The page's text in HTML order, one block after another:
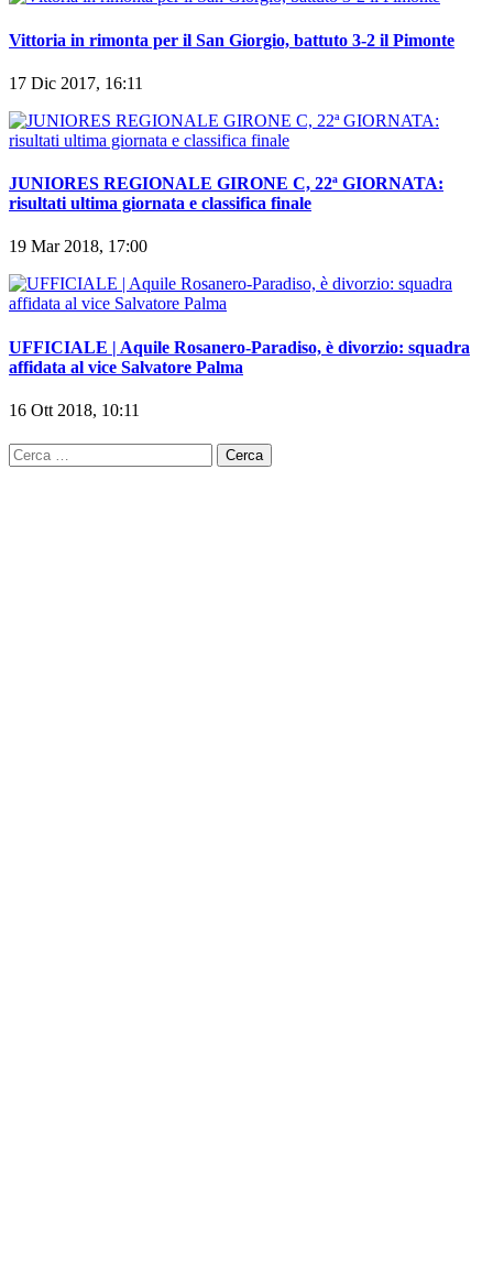
Vittoria in rimonta per il San Giorgio, battuto 3-2 il Pimonte
17 Dic 2017, 16:11
JUNIORES REGIONALE GIRONE C, 22ª GIORNATA:
risultati ultima giornata e classifica finale
19 Mar 2018, 17:00
UFFICIALE | Aquile Rosanero-Paradiso, è divorzio: squadra
affidata al vice Salvatore Palma
16 Ott 2018, 10:11
Ricerca
per: